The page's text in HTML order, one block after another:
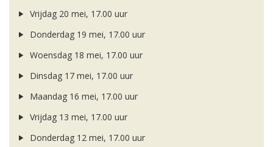
Vrijdag 20 mei, 17.00 uur
Donderdag 19 mei, 17.00 uur
Woensdag 18 mei, 17.00 uur
Dinsdag 17 mei, 17.00 uur
Maandag 16 mei, 17.00 uur
Vrijdag 13 mei, 17.00 uur
Donderdag 12 mei, 17.00 uur